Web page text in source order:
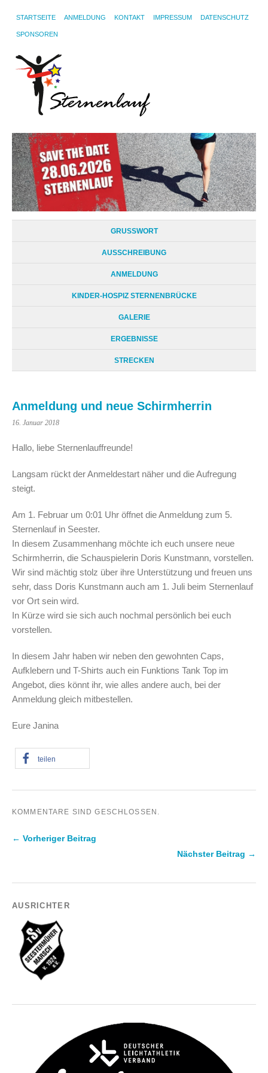
STARTSEITE ANMELDUNG KONTAKT IMPRESSUM DATENSCHUTZ
SPONSOREN
GRUSSWORT
AUSSCHREIBUNG
ANMELDUNG
KINDER-HOSPIZ STERNENBRÜCKE
GALERIE
ERGEBNISSE
STRECKEN
Anmeldung und neue Schirmherrin
16. Januar 2018
Hallo, liebe Sternenlauffreunde!
Langsam rückt der Anmeldestart näher und die Aufregung
steigt.
Am 1. Februar um 0:01 Uhr öffnet die Anmeldung zum 5.
Sternenlauf in Seester.
In diesem Zusammenhang möchte ich euch unsere neue
Schirmherrin, die Schauspielerin Doris Kunstmann, vorstellen.
Wir sind mächtig stolz über ihre Unterstützung und freuen uns
sehr, dass Doris Kunstmann auch am 1. Juli beim Sternenlauf
vor Ort sein wird.
In Kürze wird sie sich auch nochmal persönlich bei euch
vorstellen.
In diesem Jahr haben wir neben den gewohnten Caps,
Aufklebern und T-Shirts auch ein Funktions Tank Top im
Angebot, dies könnt ihr, wie alles andere auch, bei der
Anmeldung gleich mitbestellen.
Eure Janina
teilen
KOMMENTARE SIND GESCHLOSSEN.
← Vorheriger Beitrag
Nächster Beitrag →
AUSRICHTER